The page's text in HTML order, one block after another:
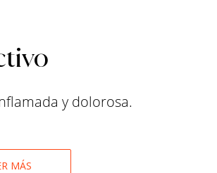
y dolorosa.
MÁS